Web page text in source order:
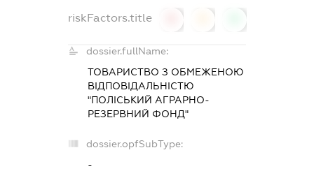
riskFactors.title
dossier.fullName:
ТОВАРИСТВО З ОБМЕЖЕНОЮ
ВІДПОВІДАЛЬНІСТЮ
"ПОЛІСЬКИЙ АГРАРНО-
РЕЗЕРВНИЙ ФОНД"
dossier.opfSubType:
-